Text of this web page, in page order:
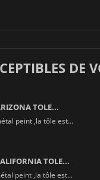
DE
TOLE...
peint ,la tôle est...
TOLE...
peint ,la tôle est...